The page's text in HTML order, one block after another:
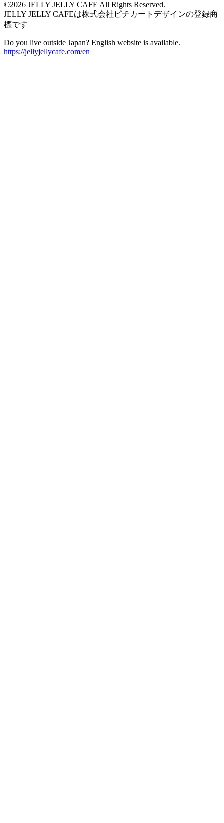
©2026 JELLY JELLY CAFE All Rights Reserved.
JELLY JELLY CAFEは株式会社ピチカートデザインの登録商
標です
Do you live outside Japan? English website is available.
https://jellyjellycafe.com/en